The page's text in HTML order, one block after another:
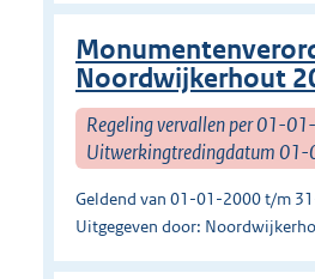
Noordwijkerhout
Regeling vervallen per 01-
Uitwerkingtredingdatum
Geldend van 01-01-2000 t/m
Uitgegeven door: